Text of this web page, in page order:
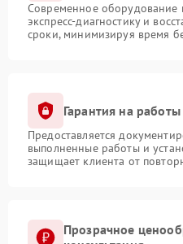
Современное оборудование
экспресс-диагностику и
сроки, минимизируя время
Гарантия на работы
Предоставляется
выполненные работы и
защищает клиента от
Прозрачное